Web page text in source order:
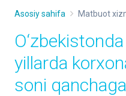
Asosiy sahifa Matbuot
yillarda
soni qanchaga